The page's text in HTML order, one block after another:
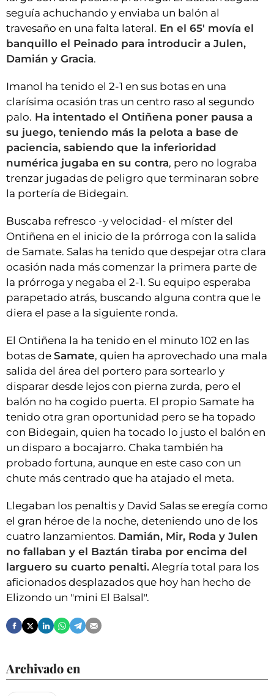
seguía achuchando y enviaba un balón al
travesaño en una falta lateral. En el 65' movía el
banquillo el Peinado para introducir a Julen,
Damián y Gracia.
Imanol ha tenido el 2-1 en sus botas en una
clarísima ocasión tras un centro raso al segundo
palo. Ha intentado el Ontiñena poner pausa a
su juego, teniendo más la pelota a base de
paciencia, sabiendo que la inferioridad
numérica jugaba en su contra, pero no lograba
trenzar jugadas de peligro que terminaran sobre
la portería de Bidegain.
Buscaba refresco -y velocidad- el míster del
Ontiñena en el inicio de la prórroga con la salida
de Samate. Salas ha tenido que despejar otra clara
ocasión nada más comenzar la primera parte de
la prórroga y negaba el 2-1. Su equipo esperaba
parapetado atrás, buscando alguna contra que le
diera el pase a la siguiente ronda.
El Ontiñena la ha tenido en el minuto 102 en las
botas de Samate, quien ha aprovechado una mala
salida del área del portero para sortearlo y
disparar desde lejos con pierna zurda, pero el
balón no ha cogido puerta. El propio Samate ha
tenido otra gran oportunidad pero se ha topado
con Bidegain, quien ha tocado lo justo el balón en
un disparo a bocajarro. Chaka también ha
probado fortuna, aunque en este caso con un
chute más centrado que ha atajado el meta.
Llegaban los penaltis y David Salas se eregía como
el gran héroe de la noche, deteniendo uno de los
cuatro lanzamientos. Damián, Mir, Roda y Julen
no fallaban y el Baztán tiraba por encima del
larguero su cuarto penalti. Alegría total para los
aficionados desplazados que hoy han hecho de
Elizondo un "mini El Balsal".
Archivado en